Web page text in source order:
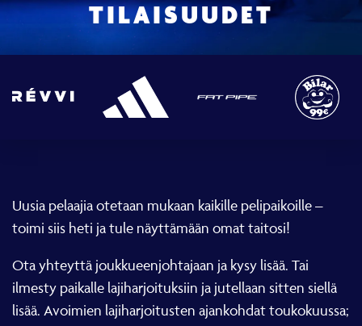
TILAISUUDET
Uusia pelaajia otetaan mukaan kaikille pelipaikoille –
toimi siis heti ja tule näyttämään omat taitosi!
Ota yhteyttä joukkueenjohtajaan ja kysy lisää. Tai
ilmesty paikalle lajiharjoituksiin ja jutellaan sitten siellä
lisää. Avoimien lajiharjoitusten ajankohdat toukokuussa;